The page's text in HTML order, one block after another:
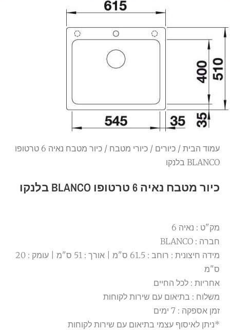
עמוד הבית / כיורים / כיורי מטבח
/ כיור מטבח נאיה 6 טרטופו
BLANCO בלנקו
כיור מטבח נאיה 6 טרטופו BLANCO בלנקו
מק"ט : נאיה 6
חברה : BLANCO
מידה חיצונית : רוחב : 61.5 ס"מ | אורך : 51 ס"מ | עומק : 20
ס"מ
אחריות : לכל החיים
משלוח : בתיאום עם שירות לקוחות
זמן אספקה : 7 ימים
*ניתן לאיסוף עצמי בתיאום עם שירות לקוחות